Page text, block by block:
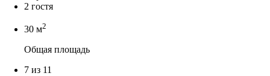
2 гостя
30 м2
Общая площадь
7 из 11